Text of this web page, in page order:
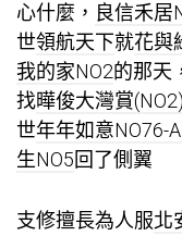
心什麼， 良信禾居
世領航天下就花與
我的家NO2的那天
找曄俊大灣賞(NO2)
世年年如意NO76-
生NO5回了側翼
支修擅長為人服北